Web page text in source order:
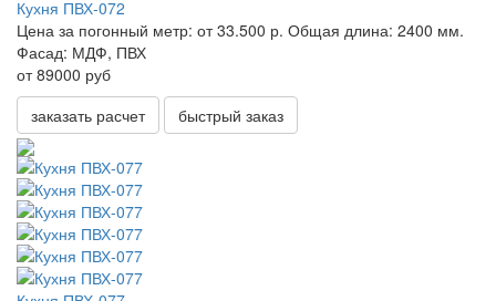
Кухня ПВХ-072
Цена за погонный метр: от 33.500 р. Общая длина: 2400 мм.
Фасад: МДФ, ПВХ
от 89000 руб
заказать расчет
быстрый заказ